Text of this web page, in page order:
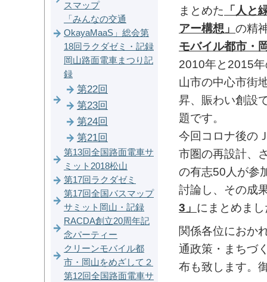
まとめた 「人と
アー構想」 の精
モバイル都市・
2010年と2015
山市の中心市街
昇、賑わい創設
題です。
今回コロナ後の
市圏の再設計、
の有志50人が参
討論し、その成
3」 にまとめま
関係各位におか
通政策・まちづ
布も致します。
スマップ
「みんなの交通
OkayaMaaS」総会第
18回ラクダゼミ・記録
岡山路面電車まつり記
録
第22回
第23回
第24回
第21回
第13回全国路面電車サ
ミット2018松山
第17回ラクダゼミ
第17回全国バスマップ
サミット岡山・記録
RACDA創立20周年記
念パーティー
クリーンモバイル都
市・岡山をめざして２
第12回全国路面電車サ